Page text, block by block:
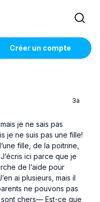
Créer un compte
3a
je ne sais pas
je ne suis pas une fille!
fille, de la poitrine,
ici parce que je
de l’aide pour
ai plusieurs, mais il
ne pouvons pas
chers— Est-ce que